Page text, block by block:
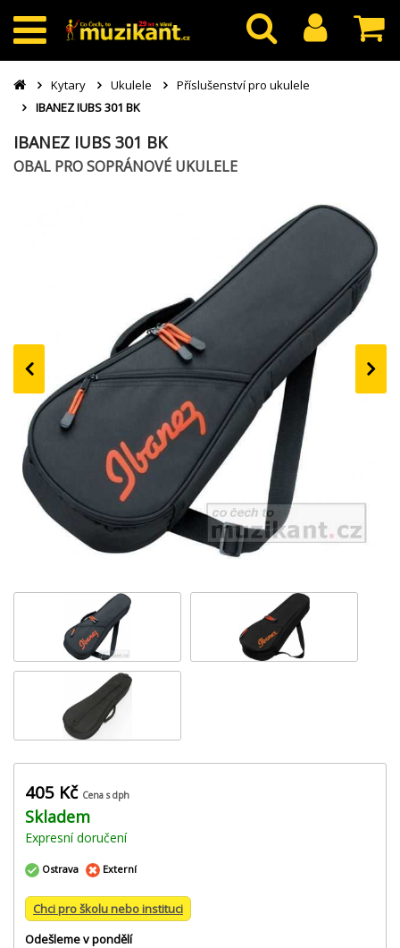
Kytary Ukulele
Příslušenství pro ukulele
IBANEZ IUBS 301 BK
IBANEZ IUBS 301 BK
OBAL PRO SOPRÁNOVÉ UKULELE
405 Kč Cena s dph
Skladem
Expresní doručení
Ostrava Externí
Chci pro školu nebo instituci
Odešleme v pondělí